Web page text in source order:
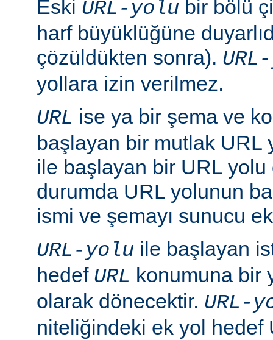
Eski URL-yolu bir bölü
harf büyüklüğüne
çözüldükten sonra).
yollara izin verilmez.
URL ise ya bir şema ve
başlayan bir mutlak URL
ile başlayan bir URL
durumda URL yolunun
ismi ve şemayı sunucu
URL-yolu ile başlayan
hedef URL konumuna bir
olarak dönecektir. URL-
niteliğindeki ek yol hedef